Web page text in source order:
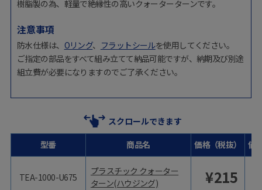
樹脂製の為、軽量で絶縁性の高いクォーターターンです。
注意事項
防水仕様は、 Oリング、 フラットシールを使用してください。
ご指定の部品をすべて組み立てて納品可能ですが、納期及び別途
組立費が必要になりますのでご了承ください。
スクロールできます
型番
TEA-1000-U675
商品名 価格（税抜） 価
プラスチック クォーター
ターン(ハウジング)
¥215